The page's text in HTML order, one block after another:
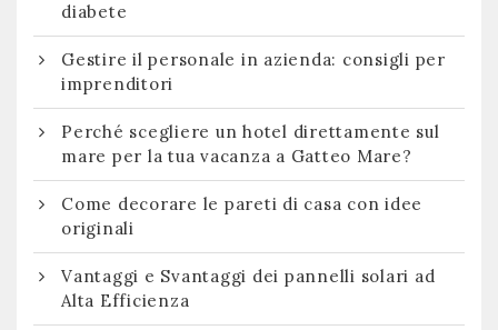
diabete
Gestire il personale in azienda: consigli per
imprenditori
Perché scegliere un hotel direttamente sul
mare per la tua vacanza a Gatteo Mare?
Come decorare le pareti di casa con idee
originali
Vantaggi e Svantaggi dei pannelli solari ad
Alta Efficienza